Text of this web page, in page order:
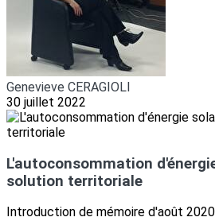
Genevieve CERAGIOLI
30 juillet 2022
L'autoconsommation
solution territoriale
Introduction de mémoire d'août 2020